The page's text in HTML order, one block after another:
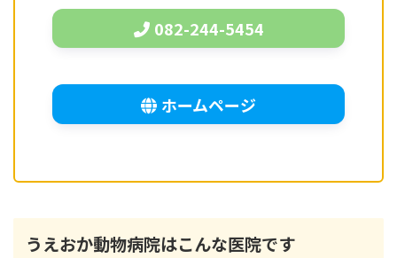
082-244-5454
ホームページ
うえおか動物病院はこんな医院です